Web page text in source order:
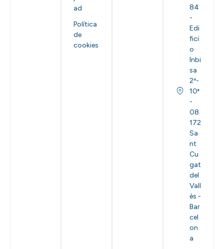
ad
Política
de
cookies
84
-
Edi
fici
o
Inbi
sa
2º-
10ª
-
08
172
Sa
nt
Cu
gat
del
Vall
ès -
Bar
cel
on
a